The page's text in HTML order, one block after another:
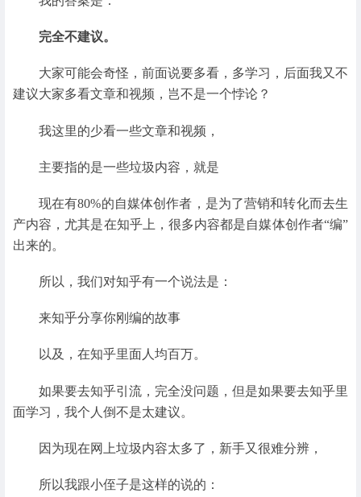
完全不建议。
大家可能会奇怪，前面说要多看，多学习，后面我又不
建议大家多看文章和视频，岂不是一个悖论？
我这里的少看一些文章和视频，
主要指的是一些垃圾内容，就是
现在有80%的自媒体创作者，是为了营销和转化而去生
产内容，尤其是在知乎上，很多内容都是自媒体创作者“编”
出来的。
所以，我们对知乎有一个说法是：
来知乎分享你刚编的故事
以及，在知乎里面人均百万。
如果要去知乎引流，完全没问题，但是如果要去知乎里
面学习，我个人倒不是太建议。
因为现在网上垃圾内容太多了，新手又很难分辨，
所以我跟小侄子是这样的说的：